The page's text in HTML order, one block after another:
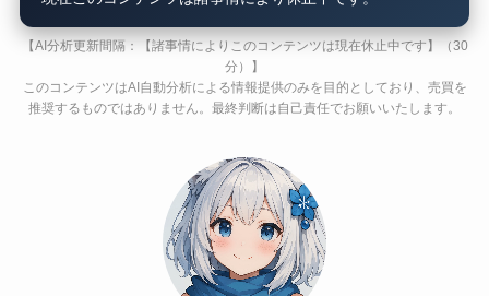
【AI分析更新間隔：【諸事情によりこのコンテンツは現在休止中です】（30
分）】
このコンテンツはAI自動分析による情報提供のみを目的としており、売買を
推奨するものではありません。最終判断は自己責任でお願いいたします。